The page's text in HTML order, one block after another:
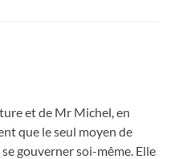
et de Mr Michel, en
que le seul moyen de
se gouverner soi-même. Elle